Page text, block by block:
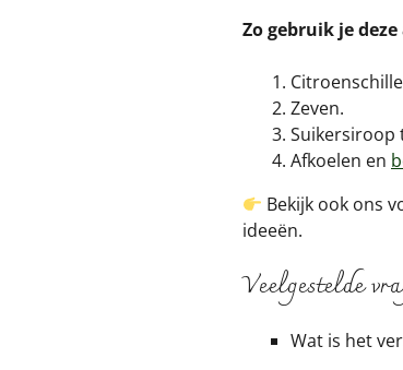
Zo gebruik je
Zeven.
Suikersiroop
Afkoelen en
Bekijk ook ons
ideeën.
Veelgestelde
Wat is het